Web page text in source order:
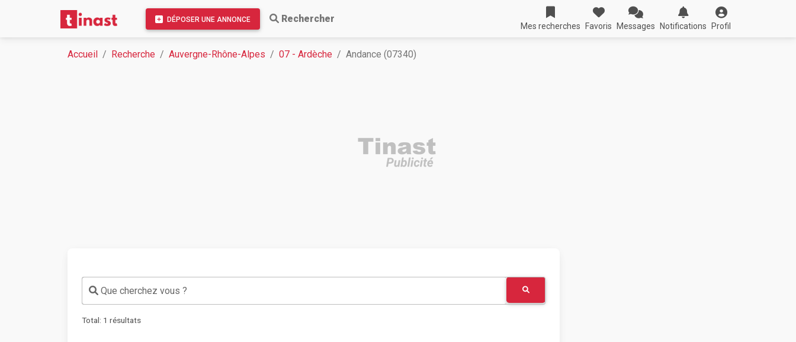
DÉPOSER UNE ANNONCE Rechercher
Mes recherches Favoris Messages Notifications Profil
Accueil Recherche Auvergne-Rhône-Alpes 07 - Ardèche Andance (07340)
Que cherchez vous ?
Total: 1 résultats